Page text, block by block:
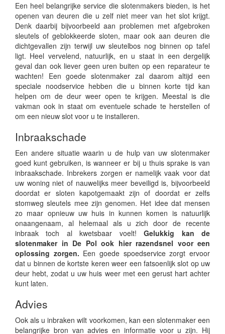
Een heel belangrijke service die slotenmakers bieden, is het
openen van deuren die u zelf niet meer van het slot krijgt.
Denk daarbij bijvoorbeeld aan problemen met afgebroken
sleutels of geblokkeerde sloten, maar ook aan deuren die
dichtgevallen zijn terwijl uw sleutelbos nog binnen op tafel
ligt. Heel vervelend, natuurlijk, en u staat in een dergelijk
geval dan ook liever geen uren buiten op een reparateur te
wachten! Een goede slotenmaker zal daarom altijd een
speciale noodservice hebben die u binnen korte tijd kan
helpen om de deur weer open te krijgen. Meestal is die
vakman ook in staat om eventuele schade te herstellen of
om een nieuw slot voor u te installeren.
Inbraakschade
Een andere situatie waarin u de hulp van uw slotenmaker
goed kunt gebruiken, is wanneer er bij u thuis sprake is van
inbraakschade. Inbrekers zorgen er namelijk vaak voor dat
uw woning niet of nauwelijks meer beveiligd is, bijvoorbeeld
doordat er sloten kapotgemaakt zijn of doordat er zelfs
stomweg sleutels mee zijn genomen. Het idee dat mensen
zo maar opnieuw uw huis in kunnen komen is natuurlijk
onaangenaam, al helemaal als u zich door de recente
inbraak toch al kwetsbaar voelt! Gelukkig kan de
slotenmaker in De Pol ook hier razendsnel voor een
oplossing zorgen. Een goede spoedservice zorgt ervoor
dat u binnen de kortste keren weer een fatsoenlijk slot op uw
deur hebt, zodat u uw huis weer met een gerust hart achter
kunt laten.
Advies
Ook als u inbraken wilt voorkomen, kan een slotenmaker een
belangrijke bron van advies en informatie voor u zijn. Hij